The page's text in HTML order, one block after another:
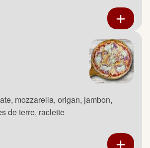
mozzarella, origan, jambon,
de terre, raclette